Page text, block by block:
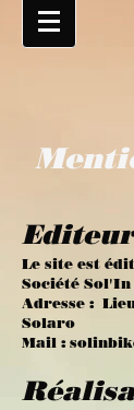
Le site est
Société
Adresse :
Solaro
Mail :